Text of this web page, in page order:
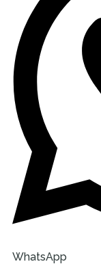
WhatsApp